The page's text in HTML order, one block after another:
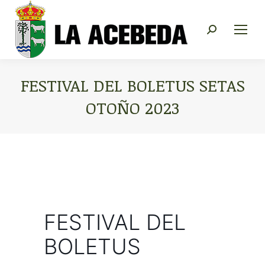
Buscar:
FESTIVAL DEL BOLETUS SETAS
OTOÑO 2023
FESTIVAL DEL
BOLETUS